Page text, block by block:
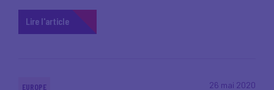
Lire l'article
26 mai 2020
EUROPE